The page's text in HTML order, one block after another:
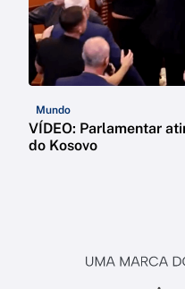
Mundo
VÍDEO: Parlamentar
do Kosovo